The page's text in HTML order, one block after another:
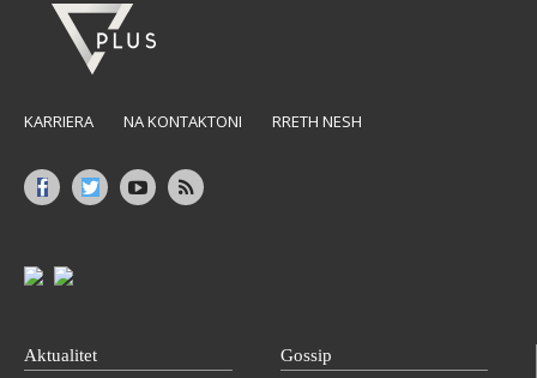
KARRIERA NA KONTAKTONI RRETH NESH
Aktualitet Gossip